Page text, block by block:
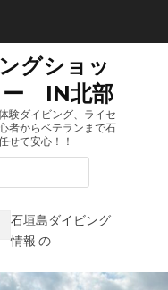
グショッ
ー IN北部
験ダイビング、ライセ
者からベテランまで石
せて安心！！
石垣島ダイビング
情報 の